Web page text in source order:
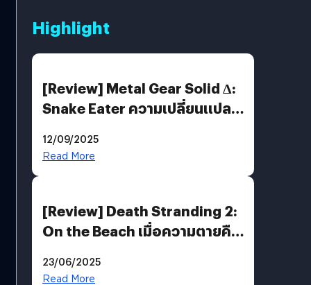
Highlight
[Review] Metal Gear Solid Δ:
Snake Eater ความเปลี่ยนแปลง
12/09/2025
Read More
[Review] Death Stranding 2:
On the Beach เมื่อความตายคือ
พันธะสุดท้ายของมนุษย์
23/06/2025
Read More